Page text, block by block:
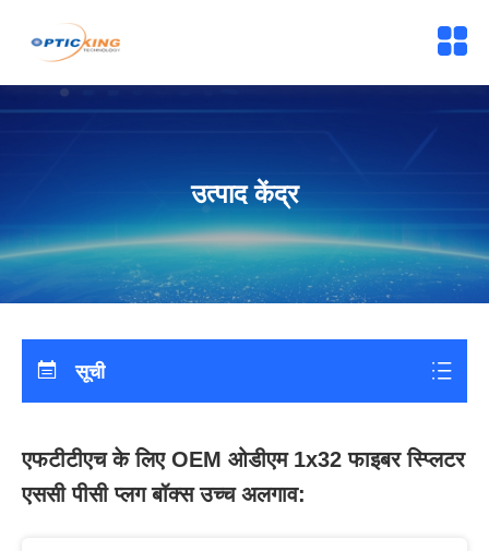
उत्पाद केंद्र
सूची
एफटीटीएच के लिए OEM ओडीएम 1x32 फाइबर स्प्लिटर
एससी पीसी प्लग बॉक्स उच्च अलगाव: